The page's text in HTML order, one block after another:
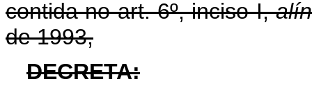
contida no art. 6º, inciso I,
de 1993,
DECRETA: